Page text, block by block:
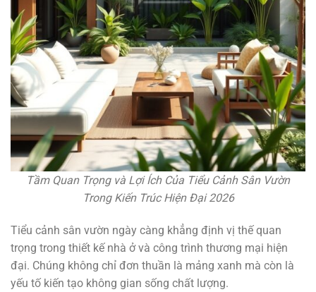
Tầm Quan Trọng và Lợi Ích Của Tiểu Cảnh Sân Vườn
Trong Kiến Trúc Hiện Đại 2026
Tiểu cảnh sân vườn ngày càng khẳng định vị thế quan
trọng trong thiết kế nhà ở và công trình thương mại hiện
đại. Chúng không chỉ đơn thuần là mảng xanh mà còn là
yếu tố kiến tạo không gian sống chất lượng.